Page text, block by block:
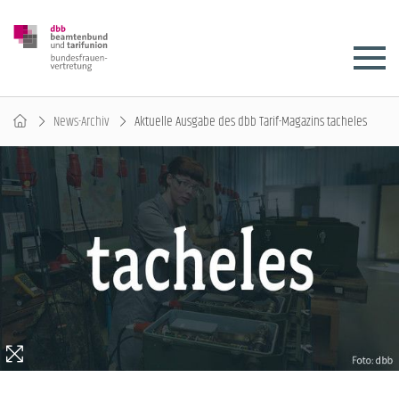
News-Archiv Aktuelle Ausgabe des dbb Tarif-Magazins tacheles